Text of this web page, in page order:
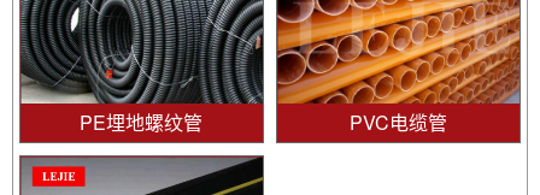
PE埋地螺纹管 PVC电缆管